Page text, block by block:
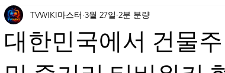
대한민국에서 건물
TVWIKI마스터 3월 27일 2분 분량